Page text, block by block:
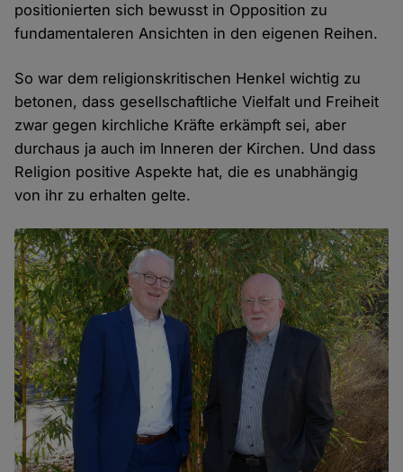
positionierten sich bewusst in Opposition zu
fundamentaleren Ansichten in den eigenen Reihen.
So war dem religionskritischen Henkel wichtig zu
betonen, dass gesellschaftliche Vielfalt und Freiheit
zwar gegen kirchliche Kräfte erkämpft sei, aber
durchaus ja auch im Inneren der Kirchen. Und dass
Religion positive Aspekte hat, die es unabhängig
von ihr zu erhalten gelte.